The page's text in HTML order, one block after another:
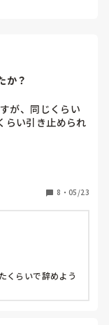
か？
が、同じくらい
らい引き止められ
にお過ごしでし
でも大きく取り
れるんだろうなと
た経験しかない
からと考えていま
8 ・ 05/23
くらいで辞めよう